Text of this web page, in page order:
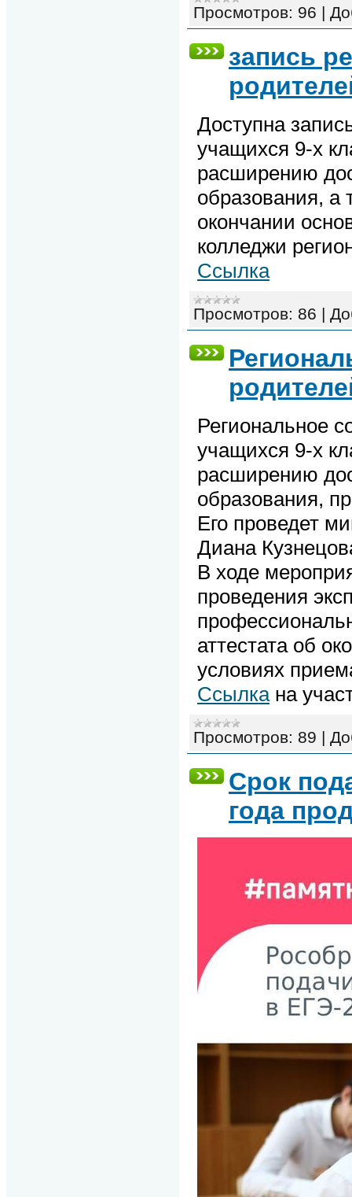
Просмотров: 96 |
запись
Доступна
учащихся 9-х
расширению
образования, а
окончании
колледжи
Ссылка
Просмотров: 86 |
Региональное
учащихся 9-х
расширению
образования,
Его проведет
Диана
В ходе
проведения
аттестата об
условиях
Ссылкана
Просмотров: 89 |
Срок
года